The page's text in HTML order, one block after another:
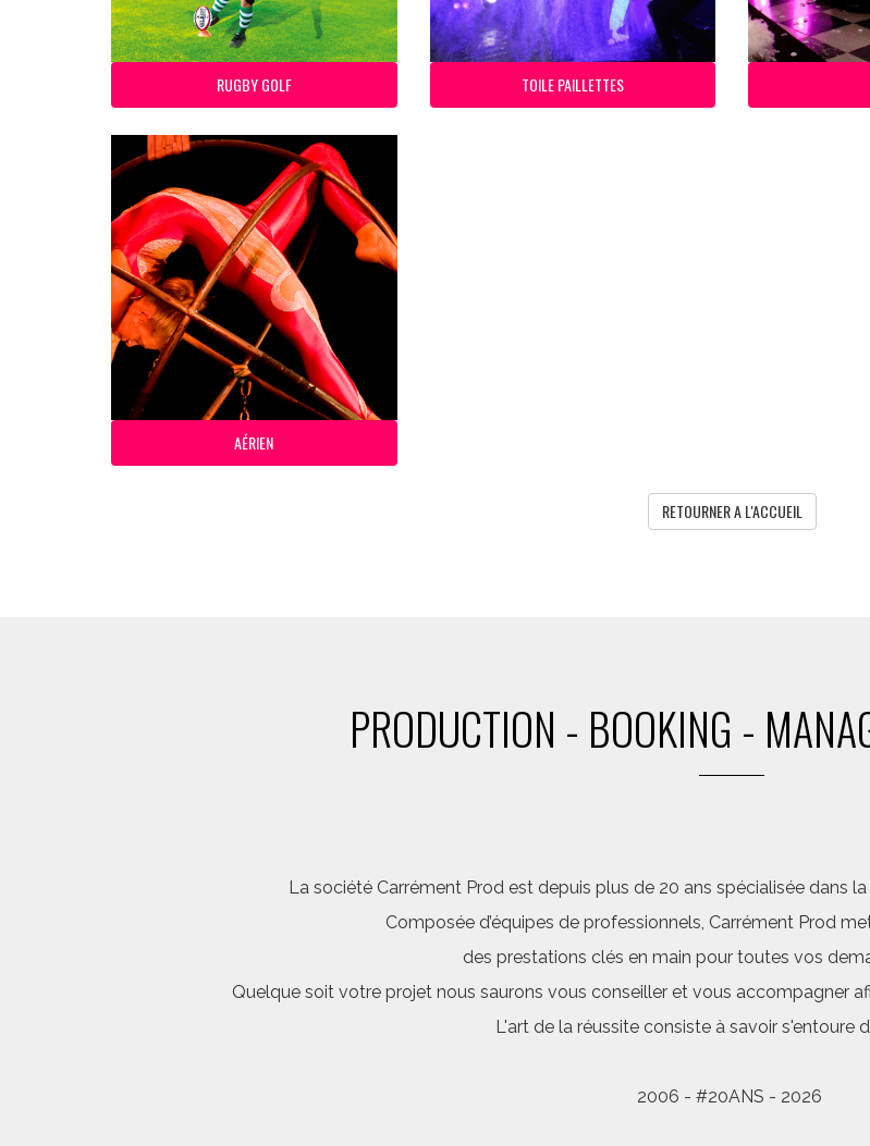
RUGBY GOLF TOILE PAILLETTES
AÉRIEN
RETOURNER A L'ACCUEIL
PRODUCTION - BOOKING -
La société Carrément Prod est depuis plus de 20 ans spécialisée dans
Composée d’équipes de professionnels, Carrément Prod
des prestations clés en main pour toutes vos
Quelque soit votre projet nous saurons vous conseiller et vous accompagner
L'art de la réussite consiste à savoir s'entoure
2006 - #20ANS - 2026